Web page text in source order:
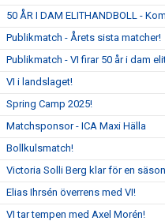
50 ÅR I DAM ELITHANDBOLL -
Publikmatch - Årets sista matcher!
Publikmatch - VI firar 50 år i dam
VI i landslaget!
Spring Camp 2025!
Matchsponsor - ICA Maxi Hälla
Bollkulsmatch!
Victoria Solli Berg klar för en
Elias Ihrsén överrens med VI!
VI tar tempen med Axel Morén!